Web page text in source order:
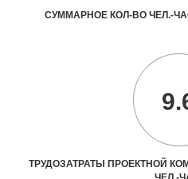
СУММАРНОЕ КОЛ-ВО ЧЕЛ.-
ТРУДОЗАТРАТЫ ПРОЕКТНОЙ